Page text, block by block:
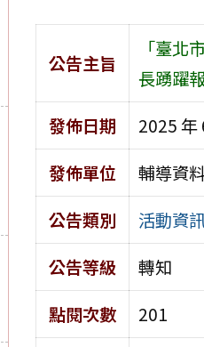
公告主旨
「臺
長踴躍
發佈日期
2025 年
發佈單位
輔導資
公告類別
活動資
公告等級
轉知
點閱次數
201